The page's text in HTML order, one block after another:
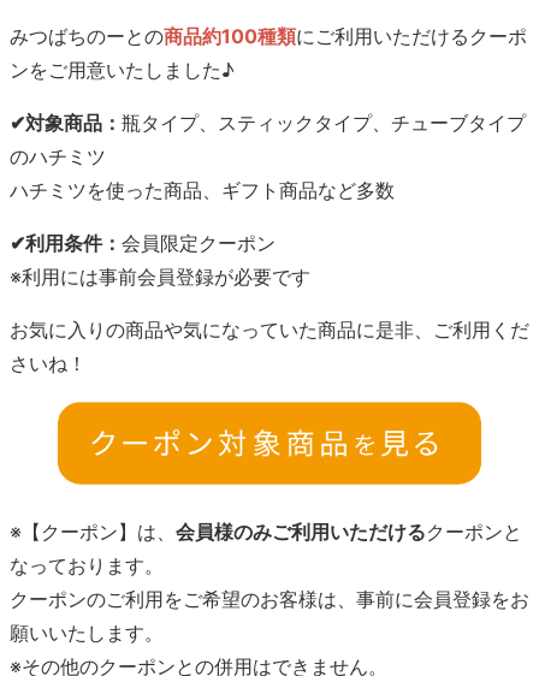
みつばちのーとの商品約100種類にご利用いただけるクーポ
ンをご用意いたしました♪
✔対象商品： 瓶タイプ、スティックタイプ、チューブタイプ
のハチミツ
ハチミツを使った商品、ギフト商品など多数
✔利用条件： 会員限定クーポン
※利用には事前会員登録が必要です
お気に入りの商品や気になっていた商品に是非、ご利用くだ
さいね！
※【クーポン】は、 会員様のみご利用いただけるクーポンと
なっております。
クーポンのご利用をご希望のお客様は、事前に会員登録をお
願いいたします。
※その他のクーポンとの併用はできません。